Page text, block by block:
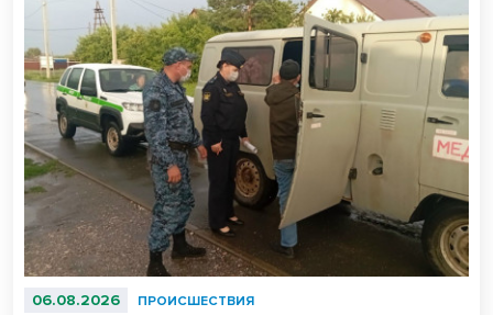
06.08.2026 ПРОИСШЕСТВИЯ